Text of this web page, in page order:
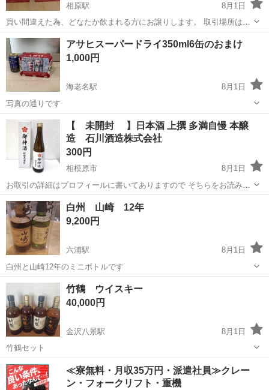
相原駅
8月1日
買い間違えた為、どなたか飲まれる方にお譲りします。 取引場所はセ
ブンイレブン 谷ケ原２丁目店を希望しますが、近くのホームセンタ
ーもしくはショッピングモールでも構いません。 時間は19時以降です
と助かります。 よろしくお願いい...
神奈川 相模原市 ビール
アサヒスーパードライ350ml6缶のおまけ
1,000円
海老名駅
8月1日
写真の通りです
神奈川 海老名市 海老名駅 ビール
【 未開封 】日本酒 上撰 多満自慢 本醸
造 石川酒造株式会社
300円
相模原市
8月1日
お取引の詳細はプロフィールに書いてありますので そちらをお読みく
ださい♪ 定型文ではなく 希望日時を添えてお問い合わせください。 お
約束のやり取りがスムーズな方へ お譲りさせていただきたいです♪ ●
上撰 多満自慢 ...
神奈川 相模原市 日本酒 食べ物
白州 山崎 12年
9,200円
六浦駅
8月1日
白州と山崎12年のミニボトルです
神奈川 横浜市 六浦駅 ウイスキー
竹鶴 ウイスキー
40,000円
金沢八景駅
8月1日
竹鶴セット
神奈川 横浜市 金沢八景駅 ウイスキー セット
≪寮無料・月収35万円・派遣社員≫クレー
ン・フォークリフト・重機